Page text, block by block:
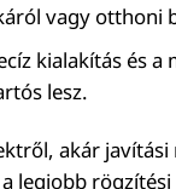
vagy otthoni
kialakítás és
lesz.
akár
legjobb